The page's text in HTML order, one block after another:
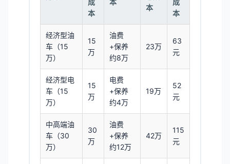
成
本
本
本
成
本
经济型油
车（15
万）
15
万
油费
+保养
约8万
23万
63
元
经济型电
车（15
万）
15
万
电费
+保养
约4万
19万
52
元
中高端油
车（30
万）
30
万
油费
+保养
约12万
42万
115
元